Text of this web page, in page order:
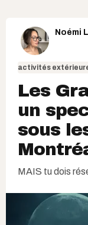
Noémi
activités
Les
un
sous
MAIS tu dois